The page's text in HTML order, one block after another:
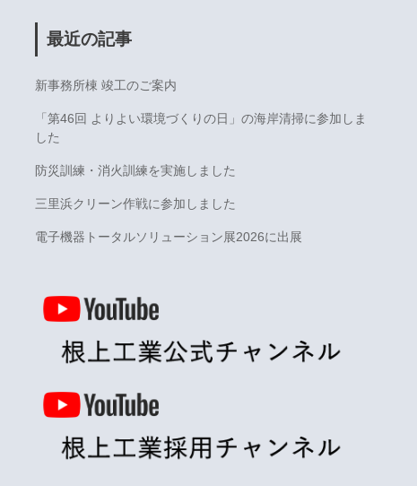
最近の記事
新事務所棟 竣工のご案内
「第46回 よりよい環境づくりの日」の海岸清掃に参加しま
した
防災訓練・消火訓練を実施しました
三里浜クリーン作戦に参加しました
電子機器トータルソリューション展2026に出展